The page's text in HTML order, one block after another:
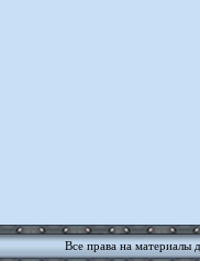
Все права на материалы